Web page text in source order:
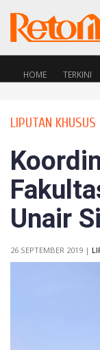
HOME TERKINI
LIPUTAN KHUSUS
Unair
26 SEPTEMBER 2019 |